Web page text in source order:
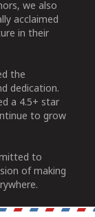
we also
acclaimed
in their
the
dedication.
a 4.5+ star
to grow
to
of making